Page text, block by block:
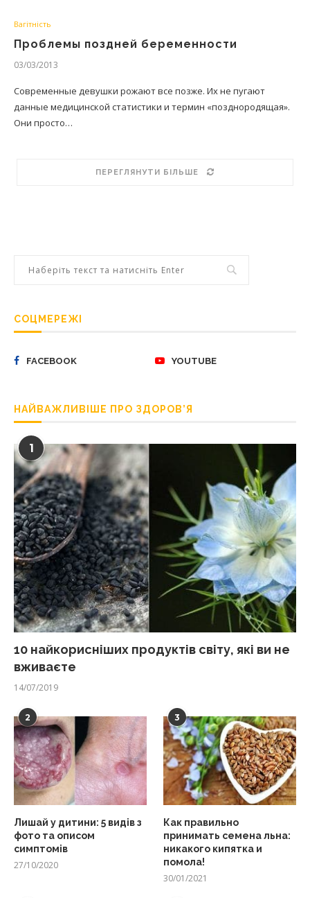
Вагітність
Проблемы поздней беременности
03/03/2013
Современные девушки рожают все позже. Их не пугают
данные медицинской статистики и термин «позднородящая».
Они просто…
ПЕРЕГЛЯНУТИ БІЛЬШЕ
СОЦМЕРЕЖІ
FACEBOOK YOUTUBE
НАЙВАЖЛИВІШЕ ПРО ЗДОРОВ’Я
1
10 найкорисніших продуктів світу, які ви не
вживаєте
14/07/2019
2
Лишай у дитини: 5 видів з
фото та описом
симптомів
27/10/2020
3
Как правильно
принимать семена льна:
никакого кипятка и
помола!
30/01/2021